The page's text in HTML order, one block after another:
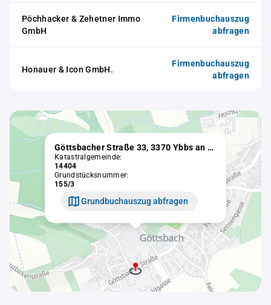
Pöchhacker & Zehetner Immo
GmbH
Firmenbuchauszug
abfragen
Honauer & Icon GmbH.
Firmenbuchauszug
abfragen
Göttsbacher Straße 33, 3370 Ybbs an der Donau
Katastralgemeinde:
14404
Grundstücksnummer:
155/3
Grundbuchauszug abfragen